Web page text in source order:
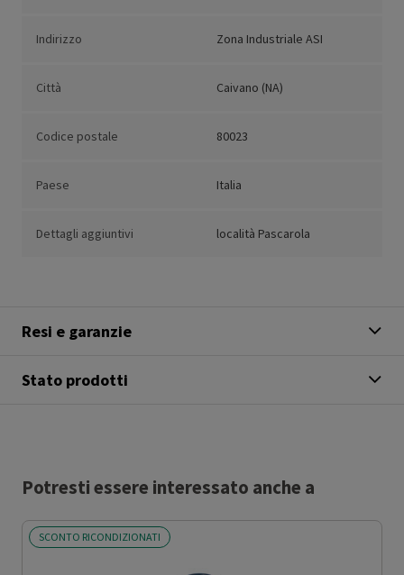
Indirizzo Zona Industriale ASI
Città Caivano (NA)
Codice postale 80023
Paese Italia
Dettagli aggiuntivi località Pascarola
Resi e garanzie
Stato prodotti
Potresti essere interessato anche a
SCONTO RICONDIZIONATI